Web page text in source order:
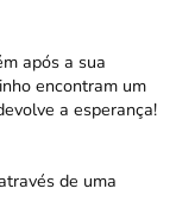
após a sua
encontram um
a esperança!
de uma